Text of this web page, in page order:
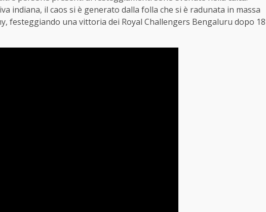
indiana, il caos si è generato dalla folla che si è radunata in massa
festeggiando una vittoria dei Royal Challengers Bengaluru dopo 18